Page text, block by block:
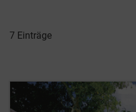
7 Einträge